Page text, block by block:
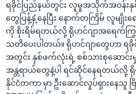
သို့
ကျော်
ရန်
ရခိုင်ပြည်နယ်တွင်း လူမှုအသိုက်အဝန်းနှစ်
တွေပြန့်နှံ့နေပြီး နောက်တကြိမ် လူမျိုးရ
ကို စိုးရိမ်ရတယ်လို့ ရိုဟင်ဂျာအရေက်က
သတိပေးပါတယ်။ ရိုဟင်ဂျာတွေဟာ ရခို
အတွင်း နှစ်ဖက်လုံးရဲ့ စစ်သားစုဆောင်
အန္တရာယ်တွေနဲ့ပါ ရင်ဆိုင်နေရတယ်လို့ ရို
နိုင်ငံတကာ မှာ ဦးဆောင်လှုပ်ရှားနေသူ